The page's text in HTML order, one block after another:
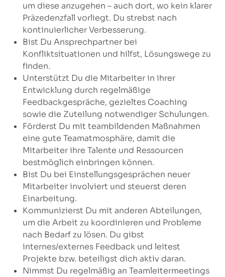
um diese anzugehen – auch dort, wo kein klarer
Präzedenzfall vorliegt. Du strebst nach
kontinuierlicher Verbesserung.
Bist Du Ansprechpartner bei
Konfliktsituationen und hilfst, Lösungswege zu
finden.
Unterstützt Du die Mitarbeiter in ihrer
Entwicklung durch regelmäßige
Feedbackgespräche, gezieltes Coaching
sowie die Zuteilung notwendiger Schulungen.
Förderst Du mit teambildenden Maßnahmen
eine gute Teamatmosphäre, damit die
Mitarbeiter ihre Talente und Ressourcen
bestmöglich einbringen können.
Bist Du bei Einstellungsgesprächen neuer
Mitarbeiter involviert und steuerst deren
Einarbeitung.
Kommunizierst Du mit anderen Abteilungen,
um die Arbeit zu koordinieren und Probleme
nach Bedarf zu lösen. Du gibst
internes/externes Feedback und leitest
Projekte bzw. beteiligst dich aktiv daran.
Nimmst Du regelmäßig an Teamleitermeetings